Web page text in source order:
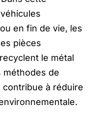
en fin de vie, les
pièces
le métal
méthodes de
à réduire